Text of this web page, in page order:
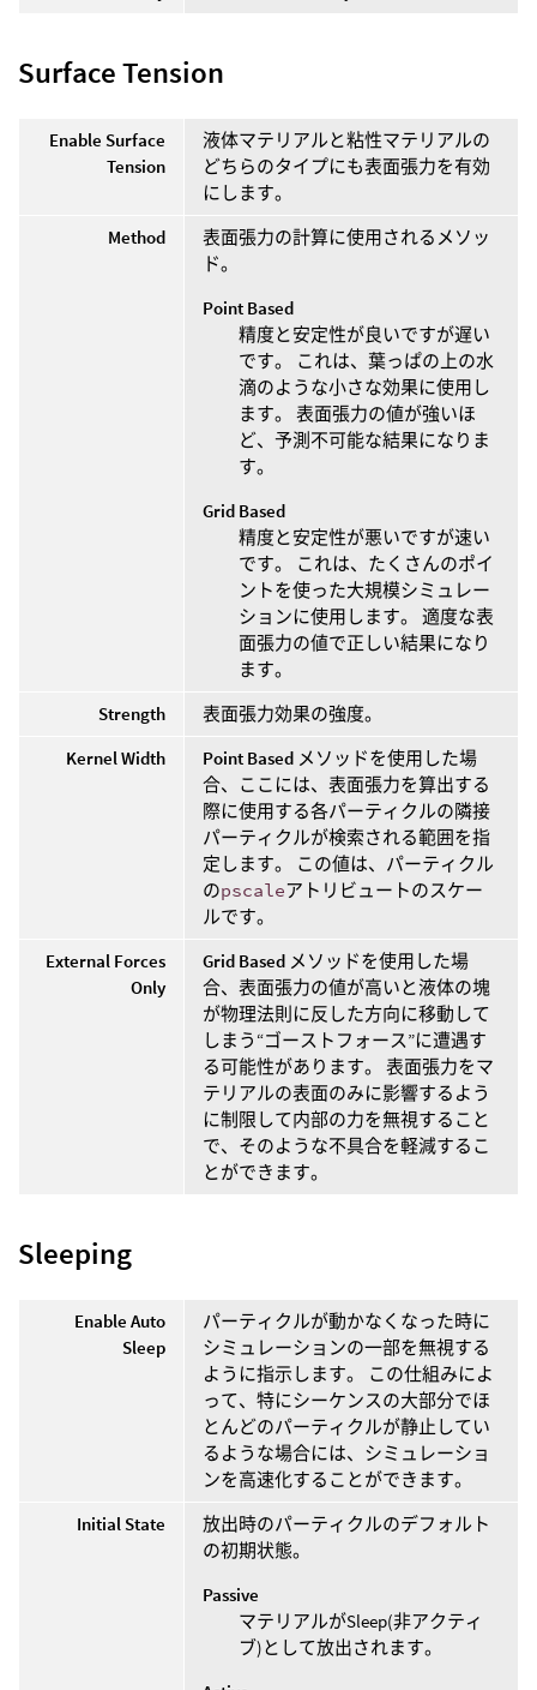
Surface Tension
Enable Surface
Tension
液体マテリアルと粘性マテリアルの
どちらのタイプにも表面張力を有効
にします。
Method
表面張力の計算に使用されるメソッ
ド。
Point Based
精度と安定性が良いですが遅い
です。 これは、葉っぱの上の水
滴のような小さな効果に使用し
ます。 表面張力の値が強いほ
ど、予測不可能な結果になりま
す。
Grid Based
精度と安定性が悪いですが速い
です。 これは、たくさんのポイ
ントを使った大規模シミュレー
ションに使用します。 適度な表
面張力の値で正しい結果になり
ます。
Strength
表面張力効果の強度。
Kernel Width
Point Based メソッドを使用した場
合、ここには、表面張力を算出する
際に使用する各パーティクルの隣接
パーティクルが検索される範囲を指
定します。 この値は、パーティクル
のpscaleアトリビュートのスケー
ルです。
External Forces
Only
Grid Based メソッドを使用した場
合、表面張力の値が高いと液体の塊
が物理法則に反した方向に移動して
しまう“ゴーストフォース”に遭遇す
る可能性があります。 表面張力をマ
テリアルの表面のみに影響するよう
に制限して内部の力を無視すること
で、そのような不具合を軽減するこ
とができます。
Sleeping
Enable Auto
Sleep
パーティクルが動かなくなった時に
シミュレーションの一部を無視する
ように指示します。 この仕組みによ
って、特にシーケンスの大部分でほ
とんどのパーティクルが静止してい
るような場合には、シミュレーショ
ンを高速化することができます。
Initial State
放出時のパーティクルのデフォルト
の初期状態。
Passive
マテリアルがSleep(非アクティ
ブ)として放出されます。